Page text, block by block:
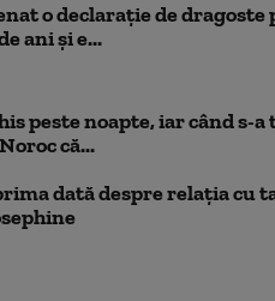
o declarație de dragoste
ani și e...
peste noapte, iar când s-
că...
dată despre relația cu